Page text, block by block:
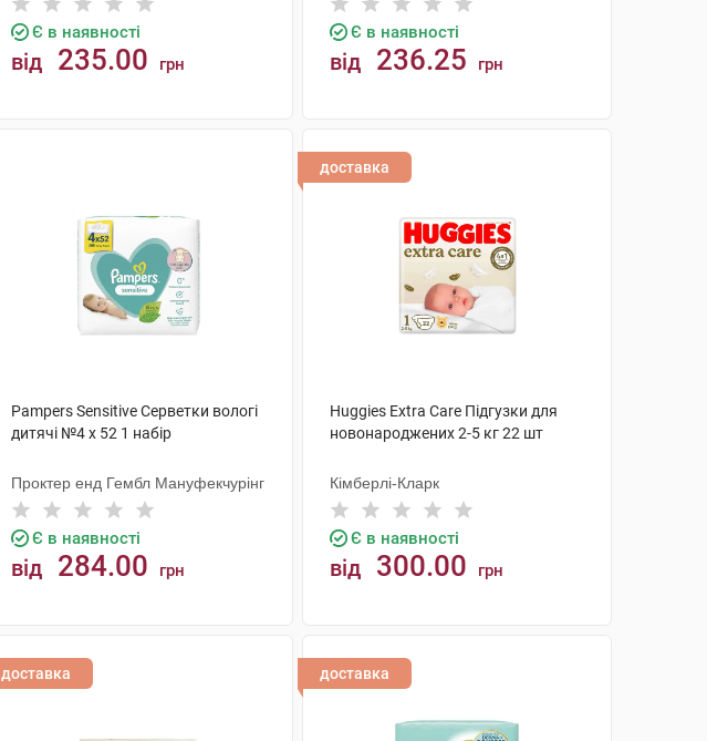
Є в наявності
від 235.00 грн
Є в наявності
від 236.25 грн
Pampers Sensitive Серветки вологі
дитячі №4 х 52 1 набір
Проктер енд Гембл Мануфекчурінг
Є в наявності
від 284.00 грн
доставка
Huggies Extra Care Підгузки для
новонароджених 2-5 кг 22 шт
Кімберлі-Кларк
Є в наявності
від 300.00 грн
доставка доставка